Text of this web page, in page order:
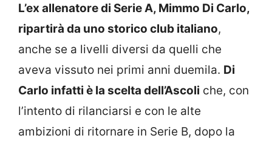
L’ex allenatore di Serie A, Mimmo Di Carlo,
ripartirà da uno storico club italiano,
anche se a livelli diversi da quelli che
aveva vissuto nei primi anni duemila. Di
Carlo infatti è la scelta dell’Ascoli che, con
l’intento di rilanciarsi e con le alte
ambizioni di ritornare in Serie B, dopo la